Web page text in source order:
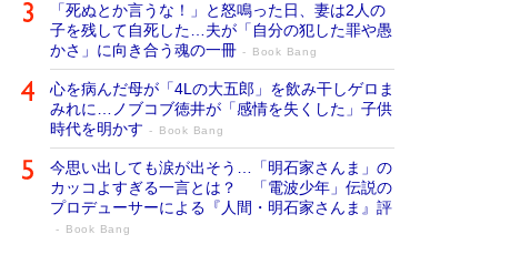
「死ぬとか言うな！」と怒鳴った日、妻は2人の
子を残して自死した…夫が「自分の犯した罪や愚
かさ」に向き合う魂の一冊
Book Bang
心を病んだ母が「4Lの大五郎」を飲み干しゲロま
みれに…ノブコブ徳井が「感情を失くした」子供
時代を明かす
Book Bang
今思い出しても涙が出そう…「明石家さんま」の
カッコよすぎる一言とは？ 「電波少年」伝説の
プロデューサーによる『人間・明石家さんま』評
Book Bang